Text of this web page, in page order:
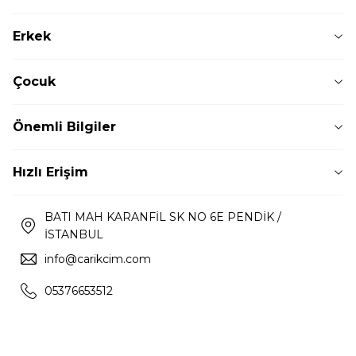
Erkek
Çocuk
Önemli Bilgiler
Hızlı Erişim
BATI MAH KARANFİL SK NO 6E PENDİK /
İSTANBUL
info@carikcim.com
05376653512